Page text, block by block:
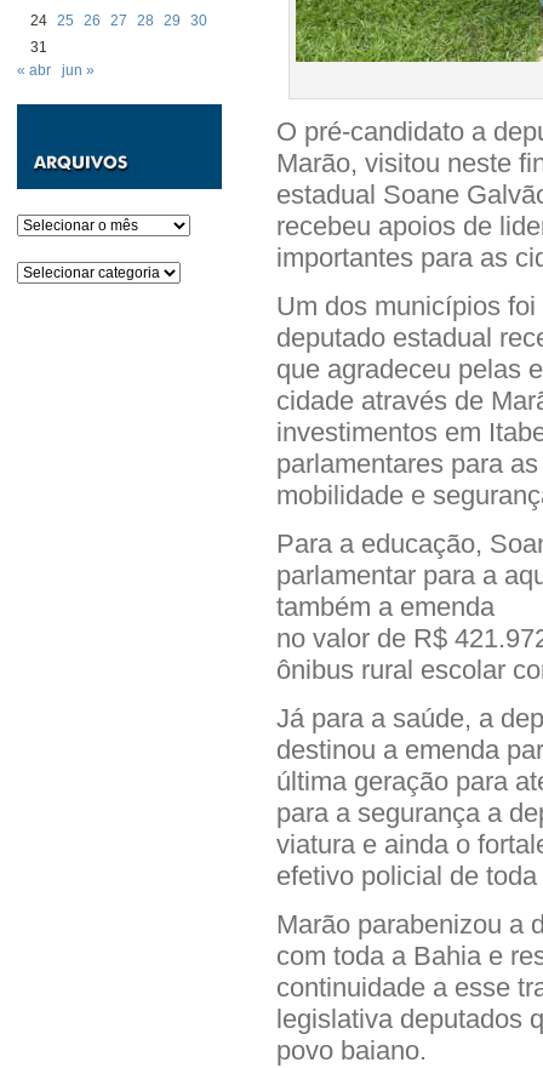
24 25 26 27 28 29
30
31
« abr
jun »
Arquivos
Categorias
O pré-candidato a
Marão, visitou neste
estadual Soane
recebeu apoios de
importantes para as
Um dos municípios
deputado estadual
que agradeceu pelas
cidade através de
investimentos em
parlamentares para
mobilidade e
Para a educação,
parlamentar para a
também a emenda
no valor de R$
ônibus rural escolar
Já para a saúde, a
destinou a emenda
última geração para
para a segurança a
viatura e ainda o
efetivo policial de
Marão parabenizou a
com toda a Bahia e
continuidade a esse
legislativa deputados
povo baiano.